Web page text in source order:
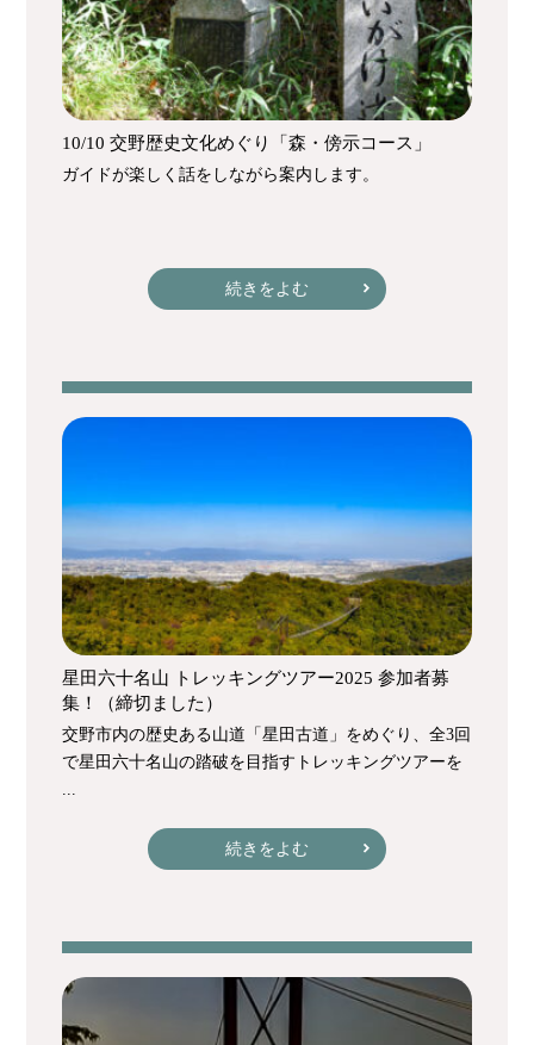
10/10 交野歴史文化めぐり「森・傍示コース」
ガイドが楽しく話をしながら案内します。
続きをよむ
星田六十名山 トレッキングツアー2025 参加者募
集！（締切ました）
交野市内の歴史ある山道「星田古道」をめぐり、全3回
で星田六十名山の踏破を目指すトレッキングツアーを
...
続きをよむ